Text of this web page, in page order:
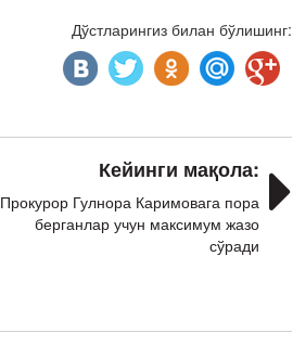
Дўстларингиз билан бўлишинг:
Кейинги мақола:
Прокурор Гулнора Каримовага пора
берганлар учун максимум жазо
сўради